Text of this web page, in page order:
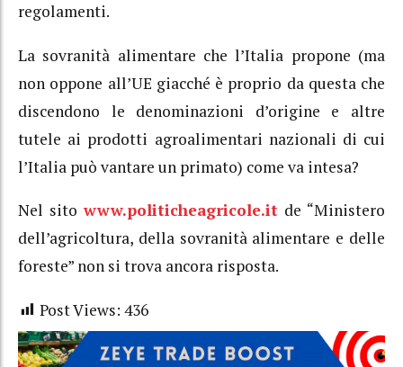
regolamenti.
La sovranità alimentare che l’Italia propone (ma
non oppone all’UE giacché è proprio da questa che
discendono le denominazioni d’origine e altre
tutele ai prodotti agroalimentari nazionali di cui
l’Italia può vantare un primato) come va intesa?
Nel sitowww.politicheagricole.it de “Ministero
dell’agricoltura, della sovranità alimentare e delle
foreste” non si trova ancora risposta.
Post Views: 436